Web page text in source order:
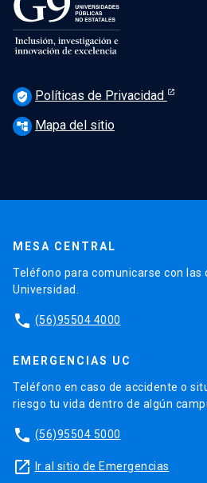
verified_user Políticas de Privacidad
account_tree Mapa del sitio
MESA CENTRAL
Teléfono para comunicarse con las
Universidad.
phone (56)95504 4000
EMERGENCIAS UC
Teléfono en caso de accidente o
riesgo tu vida dentro de algún
phone (56)95504 5000
launch Ir al sitio de Emergencias